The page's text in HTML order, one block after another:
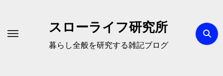
スローライフ研究所
暮らし全般を研究する雑記ブログ